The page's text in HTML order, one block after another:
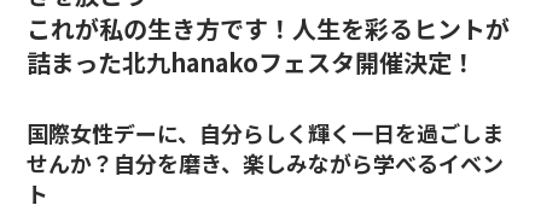
これが私の生き方です！人生を彩るヒントが
詰まった北九hanakoフェスタ開催決定！
国際女性デーに、自分らしく輝く一日を過ごしま
せんか？ 自分を磨き、楽しみながら学べるイベン
ト